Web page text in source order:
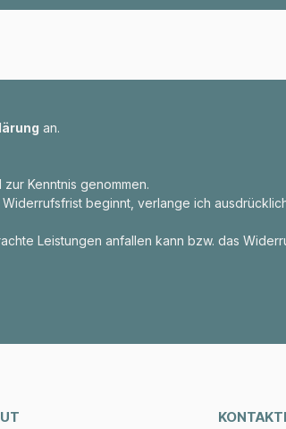
an.
Kenntnis genommen.
beginnt, verlange ich
Leistungen anfallen kann bzw. das